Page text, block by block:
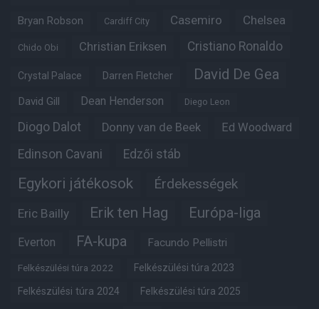
Bryan Robson Cardiff City Casemiro Chelsea
Chido Obi Christian Eriksen Cristiano Ronaldo
Crystal Palace Darren Fletcher David De Gea
David Gill Dean Henderson Diego Leon
Diogo Dalot Donny van de Beek Ed Woodward
Edinson Cavani Edzői stáb
Egykori játékosok Érdekességek
Eric Bailly Erik ten Hag Európa-liga
Everton FA-kupa Facundo Pellistri
Felkészülési túra 2022 Felkészülési túra 2023
Felkészülési túra 2024 Felkészülési túra 2025